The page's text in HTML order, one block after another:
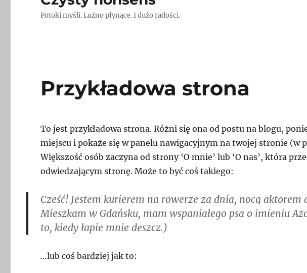
Potoki myśli. Luźno płynące. I dużo radości.
Przykładowa strona
To jest przykładowa strona. Różni się ona od postu na blogu,
miejscu i pokaże się w panelu nawigacyjnym na twojej stronie (w
Większość osób zaczyna od strony ‘O mnie’ lub ‘O nas’, która
odwiedzającym stronę. Może to być coś takiego:
Cześć! Jestem kurierem na rowerze za dnia, nocą
Mieszkam w Gdańsku, mam wspaniałego psa o imieniu
to, kiedy łapie mnie deszcz.)
…lub coś bardziej jak to: